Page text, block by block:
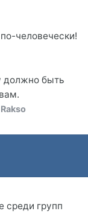
человечески!
должно быть
среди групп